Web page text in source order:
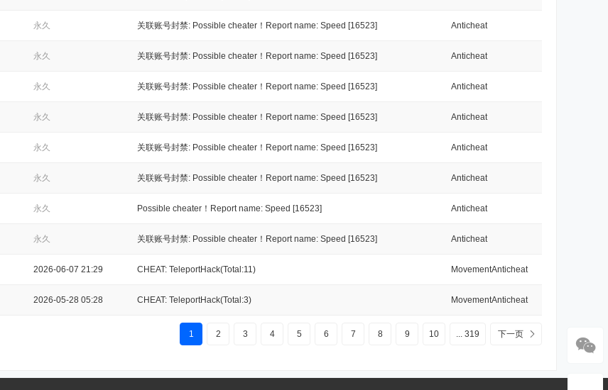
永久 关联账号封禁: Possible cheater！Report name: Speed [16523] Anticheat
永久 关联账号封禁: Possible cheater！Report name: Speed [16523] Anticheat
永久 关联账号封禁: Possible cheater！Report name: Speed [16523] Anticheat
永久 关联账号封禁: Possible cheater！Report name: Speed [16523] Anticheat
永久 关联账号封禁: Possible cheater！Report name: Speed [16523] Anticheat
永久 关联账号封禁: Possible cheater！Report name: Speed [16523] Anticheat
永久 Possible cheater！Report name: Speed [16523] Anticheat
永久 关联账号封禁: Possible cheater！Report name: Speed [16523] Anticheat
2026-06-07 21:29 CHEAT: TeleportHack(Total:11) MovementAnticheat
2026-05-28 05:28 CHEAT: TeleportHack(Total:3) MovementAnticheat
1 2 3 4 5 6 7 8 9 10 ... 319 下一页